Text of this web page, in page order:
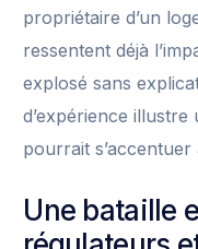
propriétaire d’un
ressentent déjà
explosé sans
d’expérience
pourrait
Une bataille